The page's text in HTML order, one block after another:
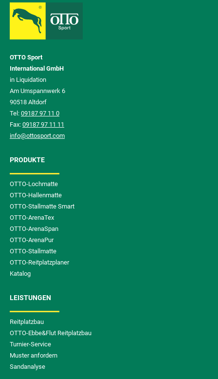
OTTO Sport
International GmbH
in Liquidation
Am Umspannwerk 6
90518 Altdorf
Tel: 09187 97 11 0
Fax: 09187 97 11 11
info@ottosport.com
PRODUKTE
OTTO-Lochmatte
OTTO-Hallenmatte
OTTO-Stallmatte Smart
OTTO-ArenaTex
OTTO-ArenaSpan
OTTO-ArenaPur
OTTO-Stallmatte
OTTO-Reitplatzplaner
Katalog
LEISTUNGEN
Reitplatzbau
OTTO-Ebbe&Flut Reitplatzbau
Turnier-Service
Muster anfordern
Sandanalyse